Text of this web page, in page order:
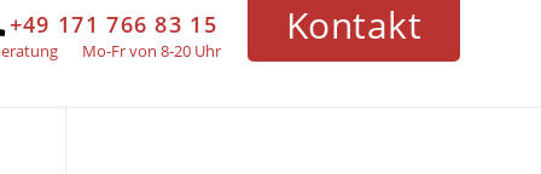
Kontakt
+49 171 766 83 15
Mo-Fr von 8-20 Uhr